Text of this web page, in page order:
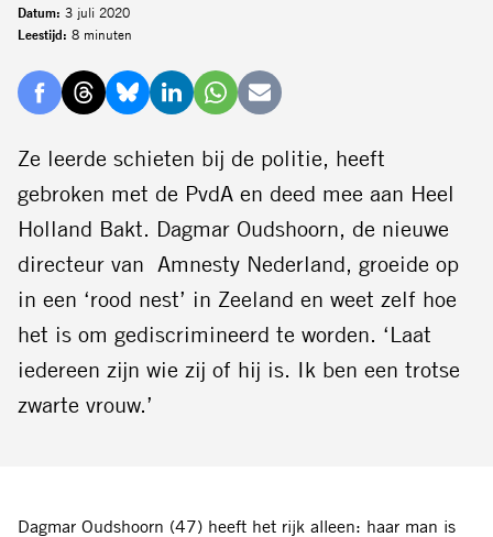
Datum: 3 juli 2020
Leestijd: 8 minuten
Delen
Facebook
Delen
Threads
Delen
Bluesky
Delen
LinkedIn
Delen
Whatsapp
Delen
E-
mail
Ze leerde schieten bij de politie, heeft
gebroken met de PvdA en deed mee aan Heel
Holland Bakt. Dagmar Oudshoorn, de nieuwe
directeur van Amnesty Nederland, groeide op
in een ‘rood nest’ in Zeeland en weet zelf hoe
het is om gediscrimineerd te worden. ‘Laat
iedereen zijn wie zij of hij is. Ik ben een trotse
zwarte vrouw.’
Dagmar Oudshoorn (47) heeft het rijk alleen: haar man is